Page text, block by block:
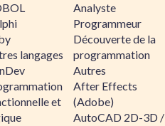
langages
et
Analyste
Programmeur
Découverte de la
programmation
Autres
After Effects
(Adobe)
AutoCAD 2D-3D /